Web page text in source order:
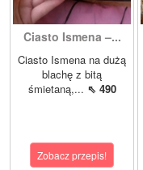
Ciasto Ismena –...
Ciasto Ismena na dużą
blachę z bitą
śmietaną,... ⇖ 490
Zobacz przepis!